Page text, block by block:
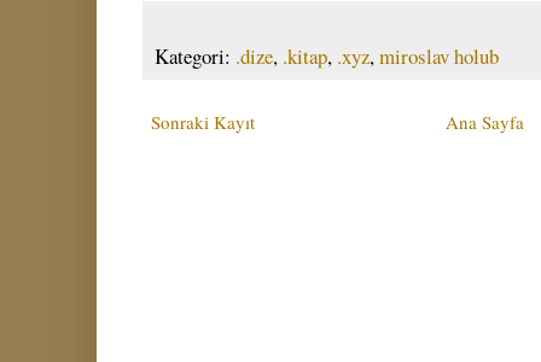
Kategori: .dize, .kitap, .xyz,miroslav holub
Sonraki Kayıt Ana Sayfa